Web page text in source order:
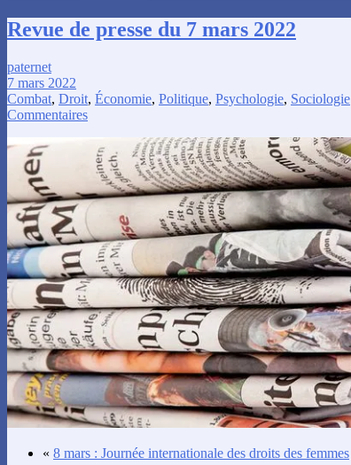
Revue de presse du 7 mars 2022
paternet
7 mars 2022
Combat, Droit, Économie, Politique, Psychologie, Sociologie
Commentaires
« 8 mars : Journée internationale des droits des femmes